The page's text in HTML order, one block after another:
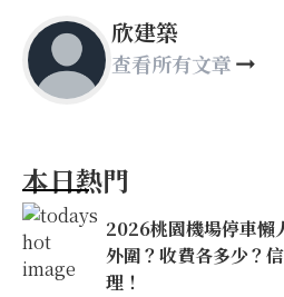
欣建築
查看所有文章
本日熱門
2026桃園機場停車懶
外圍？收費各多少？
理！